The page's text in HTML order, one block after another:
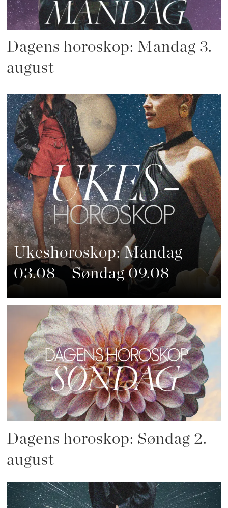
Dagens horoskop: Mandag 3.
august
Ukeshoroskop: Mandag
03.08 – Søndag 09.08
Dagens horoskop: Søndag 2.
august